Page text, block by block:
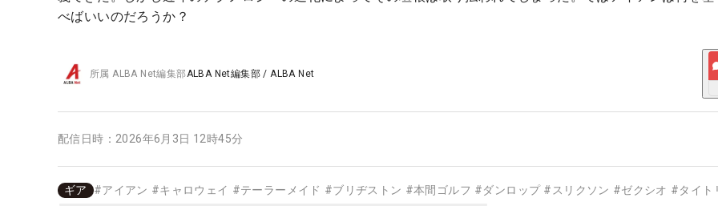
べばいいのだろうか？
所属ALBA Net編集部ALBA Net編集部 /ALBA Net
配信日時： 2026年6月3日 12時45分
ギア #アイアン #キャロウェイ #テーラーメイド #ブリヂストン #本間ゴルフ #ダンロップ #スリクソン #ゼクシオ #タイト